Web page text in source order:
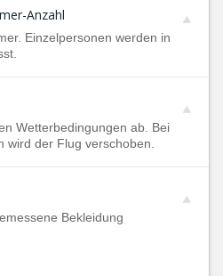
Anzahl
Einzelpersonen werden in
Wetterbedingungen ab. Bei
wird der Flug verschoben.
Bekleidung